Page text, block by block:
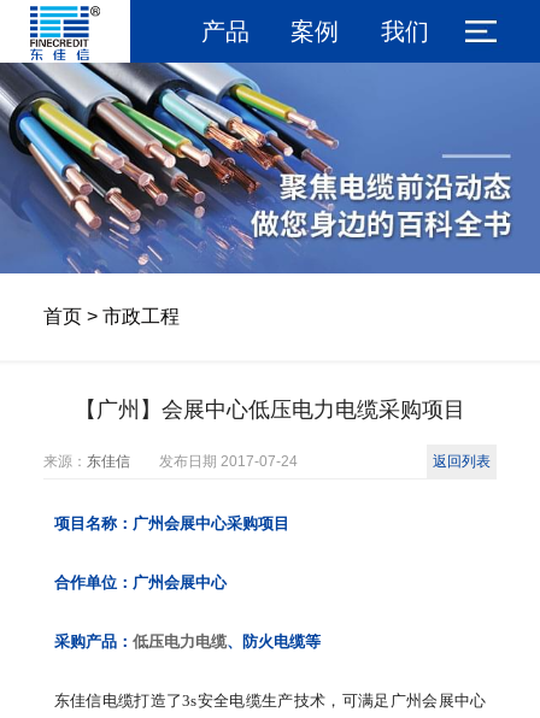
产品 案例 我们
首页 > 市政工程
【广州】会展中心低压电力电缆采购项目
返回列表
来源： 东佳信发布日期 2017-07-24
项目名称： 广州会展中心采购项目
合作单位： 广州会展中心
采购产品： 低压电力电缆、防火电缆等
东佳信电缆打造了3s安全电缆生产技术，可满足广州会展中心